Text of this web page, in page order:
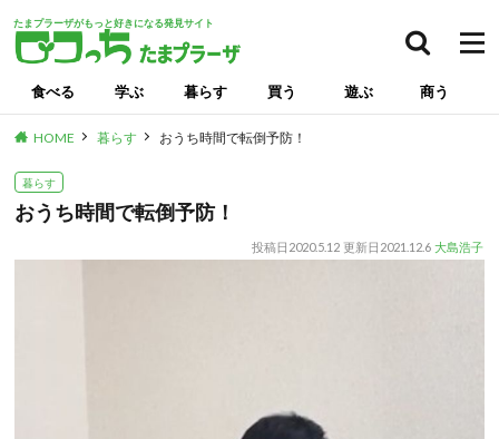
たまプラーザがもっと好きになる発見サイト
食べる 学ぶ 暮らす 買う 遊ぶ 商う
HOME 暮らす おうち時間で転倒予防！
暮らす
おうち時間で転倒予防！
投稿日 2020.5.12 更新日 2021.12.6 大島浩子